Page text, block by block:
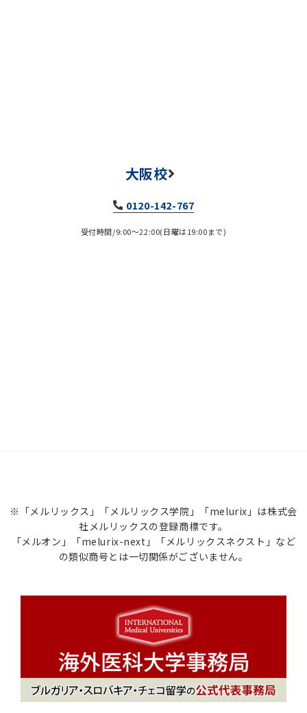
大阪校
0120-142-767
受付時間/9:00～22:00(日曜は19:00まで)
※「メルリックス」「メルリックス学院」「melurix」は株式会
社メルリックスの登録商標です。
「メルオン」「melurix-next」「メルリックスネクスト」など
の類似商号とは一切関係がございません。